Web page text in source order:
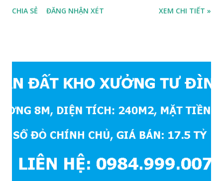
đấu giá phường Cự Khối, khu đấu giá mới năm 2020, hạ tầng
Khối khoảng 300m. Cách vòng xuyến cuối đường Cổ Linh và
sẽ rất đẹp, lý tưởng để ở, văn phòng, hoặc xây căn hộ cho
thuê… * Đất phân lô, diện tích: 86m2, mặt tiền 5m, đường
10m và vỉa hè rộng 3m, hướng Đông Nam; * Pháp lý: sổ đỏ
chính chủ; * Giá bán: 6.15 tỷ, có thương lượng với khách
thiện chí mua; Liên hệ: Mr Cường, Tel: 0984999007...
CHIA SẺ ĐĂNG NHẬN XÉT XEM CHI TIẾT »